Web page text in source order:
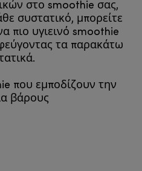
στο smoothie σας,
συστατικό, μπορείτε
πιο υγιεινό smoothie
τα παρακάτω
που εμποδίζουν την
βάρους